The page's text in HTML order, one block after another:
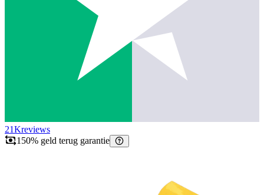
21Kreviews
150% geld terug garantie